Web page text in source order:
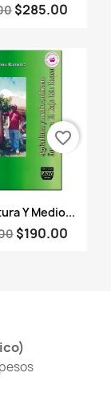
$285.00
rápida
Y Medio...
$190.00
favorite_border